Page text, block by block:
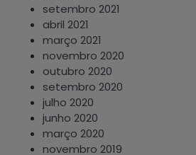
setembro 2021
abril 2021
março 2021
novembro 2020
outubro 2020
setembro 2020
julho 2020
junho 2020
março 2020
novembro 2019